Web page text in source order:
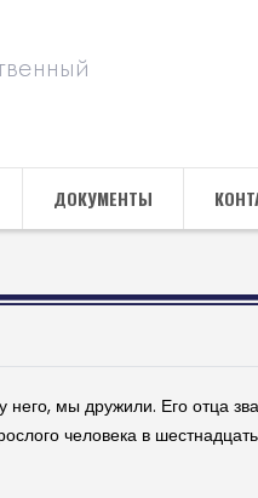
ДОКУМЕНТЫ
мы дружили. Его отца
человека в